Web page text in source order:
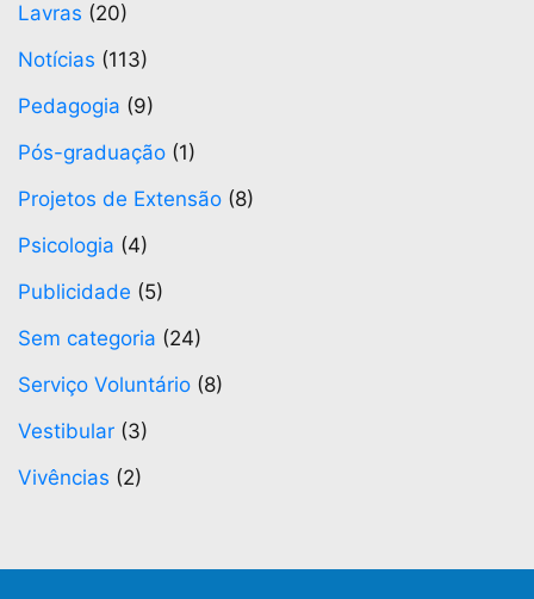
Lavras (20)
Notícias (113)
Pedagogia (9)
Pós-graduação (1)
Projetos de Extensão (8)
Psicologia (4)
Publicidade (5)
Sem categoria (24)
Serviço Voluntário (8)
Vestibular (3)
Vivências (2)